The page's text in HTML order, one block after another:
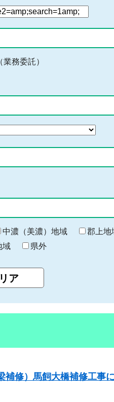
務委託）
中濃（美濃）地域
郡上地
域 県外
修）馬飼大橋補修工事